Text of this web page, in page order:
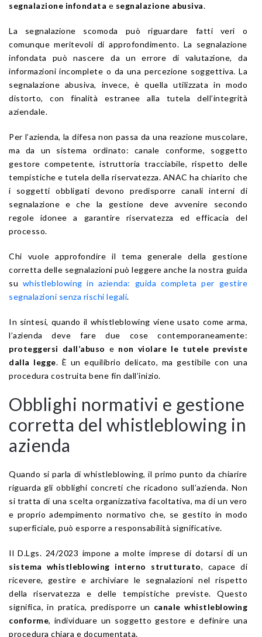
segnalazione infondata e segnalazione abusiva.
La segnalazione scomoda può riguardare fatti veri o
comunque meritevoli di approfondimento. La segnalazione
infondata può nascere da un errore di valutazione, da
informazioni incomplete o da una percezione soggettiva. La
segnalazione abusiva, invece, è quella utilizzata in modo
distorto, con finalità estranee alla tutela dell’integrità
aziendale.
Per l’azienda, la difesa non passa da una reazione muscolare,
ma da un sistema ordinato: canale conforme, soggetto
gestore competente, istruttoria tracciabile, rispetto delle
tempistiche e tutela della riservatezza. ANAC ha chiarito che
i soggetti obbligati devono predisporre canali interni di
segnalazione e che la gestione deve avvenire secondo
regole idonee a garantire riservatezza ed efficacia del
processo.
Chi vuole approfondire il tema generale della gestione
corretta delle segnalazioni può leggere anche la nostra guida
su whistleblowing in azienda: guida completa per gestire
segnalazioni senza rischi legali.
In sintesi, quando il whistleblowing viene usato come arma,
l’azienda deve fare due cose contemporaneamente:
proteggersi dall’abuso e non violare le tutele previste
dalla legge. È un equilibrio delicato, ma gestibile con una
procedura costruita bene fin dall’inizio.
Obblighi normativi e gestione
corretta del whistleblowing in
azienda
Quando si parla di whistleblowing, il primo punto da chiarire
riguarda gli obblighi concreti che ricadono sull’azienda. Non
si tratta di una scelta organizzativa facoltativa, ma di un vero
e proprio adempimento normativo che, se gestito in modo
superficiale, può esporre a responsabilità significative.
Il D.Lgs. 24/2023 impone a molte imprese di dotarsi di un
sistema whistleblowing interno strutturato, capace di
ricevere, gestire e archiviare le segnalazioni nel rispetto
della riservatezza e delle tempistiche previste. Questo
significa, in pratica, predisporre un canale whistleblowing
conforme, individuare un soggetto gestore e definire una
procedura chiara e documentata.